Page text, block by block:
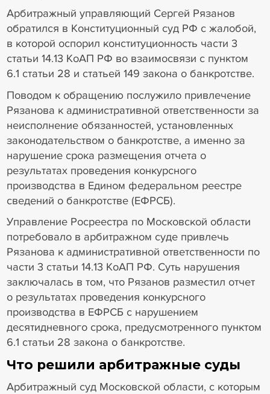
Арбитражный управляющий Сергей Рязанов
обратился в Конституционный суд РФ с жалобой,
в которой оспорил конституционность части 3
статьи 14.13 КоАП РФ во взаимосвязи с пунктом
6.1 статьи 28 и статьей 149 закона о банкротстве.
Поводом к обращению послужило привлечение
Рязанова к административной ответственности за
неисполнение обязанностей, установленных
законодательством о банкротстве, а именно за
нарушение срока размещения отчета о
результатах проведения конкурсного
производства в Едином федеральном реестре
сведений о банкротстве (ЕФРСБ).
Управление Росреестра по Московской области
потребовало в арбитражном суде привлечь
Рязанова к административной ответственности по
части 3 статьи 14.13 КоАП РФ. Суть нарушения
заключалась в том, что Рязанов разместил отчет
о результатах проведения конкурсного
производства в ЕФРСБ с нарушением
десятидневного срока, предусмотренного пунктом
6.1 статьи 28 закона о банкротстве.
Что решили арбитражные суды
Арбитражный суд Московской области, с которым